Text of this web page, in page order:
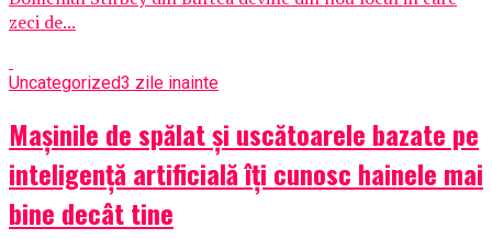
zeci de...
Uncategorized3 zile inainte
Mașinile de spălat și uscătoarele bazate pe
inteligență artificială îți cunosc hainele mai
bine decât tine